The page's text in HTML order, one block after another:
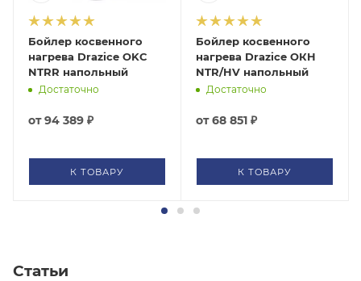
Бойлер косвенного
нагрева Drazice OKC
NTRR напольный
Достаточно
от94 389 ₽
К ТОВАРУ
Бойлер косвенного
нагрева Drazice ОКH
NTR/HV напольный
Достаточно
от68 851 ₽
К ТОВАРУ
Статьи